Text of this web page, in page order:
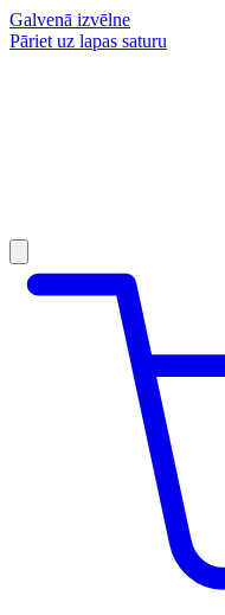
Galvenā izvēlne
Pāriet uz lapas saturu